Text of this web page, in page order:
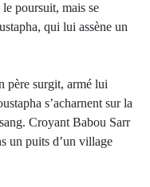
poursuit, mais se
qui lui assène un
père surgit, armé lui
s’acharnent sur la
Croyant Babou Sarr
un puits d’un village